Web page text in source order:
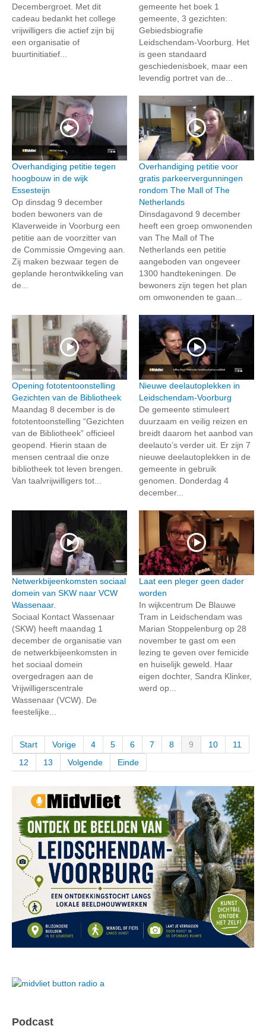
Decembergroet. Met dit
cadeau bedankt het college
vrijwilligers die actief zijn bij
een organisatie of
buurtinitiatief...
gemeente het boek 1
gemeente, 3 gezichten:
Gebiedsbiografie
Leidschendam-Voorburg. Het
is geen standaard
geschiedenisboek, maar een
levendig portret van de...
Overhandiging petitie tegen
hoogbouw in de wijk
Essesteijn
Op dinsdag 9 december
boden bewoners van de
Klaverweide in Voorburg een
petitie aan de voorzitter van
de Commissie Omgeving aan.
Zij maken bezwaar tegen de
geplande herontwikkeling van
de...
Overhandiging petitie voor
gratis parkeervergunningen
rondom The Mall of The
Netherlands
Dinsdagavond 9 december
heeft een groep omwonenden
van The Mall of The
Netherlands een petitie
aangeboden van ongeveer
1300 handtekeningen. De
bewoners zijn tegen het plan
om omwonenden te gaan...
Opening fototentoonstelling
Gezichten van de Bibliotheek
Maandag 8 december is de
fototentoonstelling “Gezichten
van de Bibliotheek” officieel
geopend. Hierin staan de
mensen centraal die onze
bibliotheek tot leven brengen.
Van taalvrijwilligers tot...
Nieuwe deelautoplekken in
Leidschendam-Voorburg
De gemeente stimuleert
duurzaam en veilig reizen en
breidt daarom het aanbod van
deelauto’s verder uit. Er zijn 7
nieuwe deelautoplekken in de
gemeente in gebruik
genomen. Donderdag 4
december...
Netwerkbijeenkomsten sociaal
domein van SKW naar VCW
Wassenaar.
Sociaal Kontact Wassenaar
(SKW) heeft maandag 1
december de organisatie van
de netwerkbijeenkomsten in
het sociaal domein
overgedragen aan de
Vrijwilligerscentrale
Wassenaar (VCW). De
feestelijke...
Laat een pleger geen dader
worden
In wijkcentrum De Blauwe
Tram in Leidschendam was
Marian Stoppelenburg op 28
november te gast om een
lezing te geven over femicide
en huiselijk geweld. Haar
eigen dochter, Sandra Klinker,
werd op...
Start Vorige 4 5 6 7 8 9 10
11
12
13 Volgende Einde
Podcast